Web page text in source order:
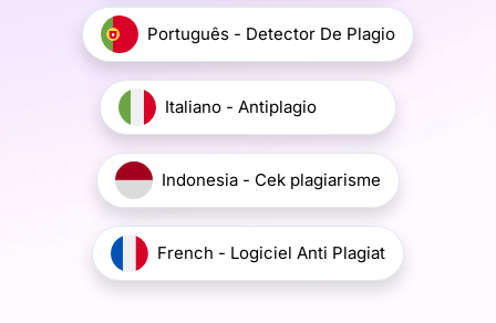
Português - Detector De Plagio
Italiano - Antiplagio
Indonesia - Cek plagiarisme
French - Logiciel Anti Plagiat